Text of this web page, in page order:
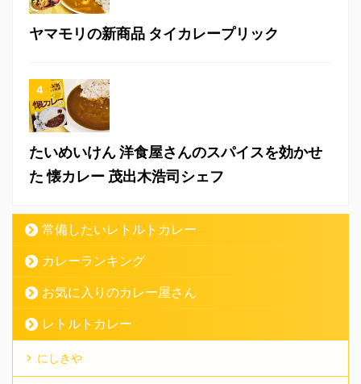
ヤマモリの新商品 タイカレープリック
たいめいけん 洋食屋さんのスパイスを効かせ
た 懐カレー 茂出木浩司シェフ
常備したいレトルトカレー
カレーランキング
お気に入りのカレー屋さん
レトルトカレー
にしきや